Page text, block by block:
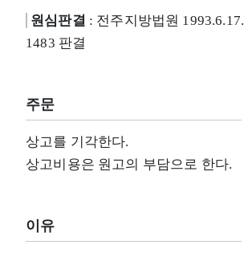
원심판결 : 전주지방법원
1483 판결
주문
상고를 기각한다.
상고비용은 원고의 부담으로 한다.
이유